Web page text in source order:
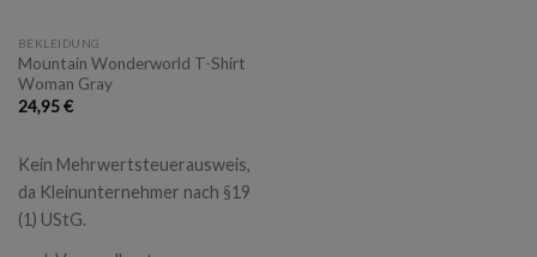
BEKLEIDUNG
Mountain Wonderworld T-Shirt
Woman Gray
24,95€
Kein Mehrwertsteuerausweis,
da Kleinunternehmer nach §19
(1) UStG.